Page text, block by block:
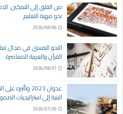
من القلق إلى التمكين:
نحو مهنة التعليم
2026/08/06
النحو النفسي في مجال
القرآن والعربية المعاصرة
2026/08/01
عدوان 2023
البنية إلى استراتيجيات
2026/07/26